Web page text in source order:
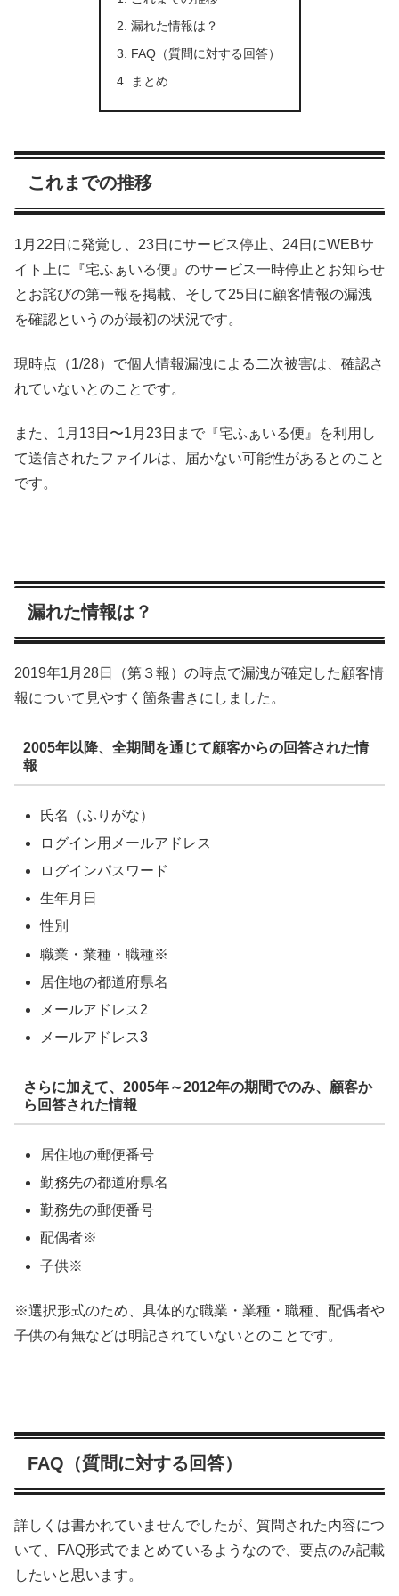
漏れた情報は？
FAQ（質問に対する回答）
まとめ
これまでの推移
1月22日に発覚し、23日にサービス停止、24日にWEBサ
イト上に『宅ふぁいる便』のサービス一時停止とお知らせ
とお詫びの第一報を掲載、そして25日に顧客情報の漏洩
を確認というのが最初の状況です。
現時点（1/28）で個人情報漏洩による二次被害は、確認さ
れていないとのことです。
また、1月13日〜1月23日まで『宅ふぁいる便』を利用し
て送信されたファイルは、届かない可能性があるとのこと
です。
漏れた情報は？
2019年1月28日（第３報）の時点で漏洩が確定した顧客情
報について見やすく箇条書きにしました。
2005年以降、全期間を通じて顧客からの回答された情
報
氏名（ふりがな）
ログイン用メールアドレス
ログインパスワード
生年月日
性別
職業・業種・職種※
居住地の都道府県名
メールアドレス2
メールアドレス3
さらに加えて、2005年～2012年の期間でのみ、顧客か
ら回答された情報
居住地の郵便番号
勤務先の都道府県名
勤務先の郵便番号
配偶者※
子供※
※選択形式のため、具体的な職業・業種・職種、配偶者や
子供の有無などは明記されていないとのことです。
FAQ（質問に対する回答）
詳しくは書かれていませんでしたが、質問された内容につ
いて、FAQ形式でまとめているようなので、要点のみ記載
したいと思います。